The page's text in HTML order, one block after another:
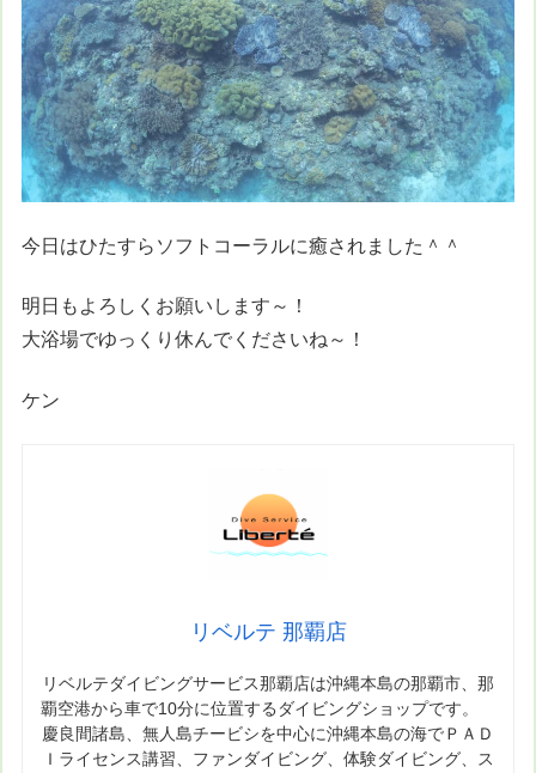
今日はひたすらソフトコーラルに癒されました＾＾
明日もよろしくお願いします～！
大浴場でゆっくり休んでくださいね～！
ケン
リベルテ 那覇店
リベルテダイビングサービス那覇店は沖縄本島の那覇市、那
覇空港から車で10分に位置するダイビングショップです。
慶良間諸島、無人島チービシを中心に沖縄本島の海でＰＡＤ
Ｉライセンス講習、ファンダイビング、体験ダイビング、ス